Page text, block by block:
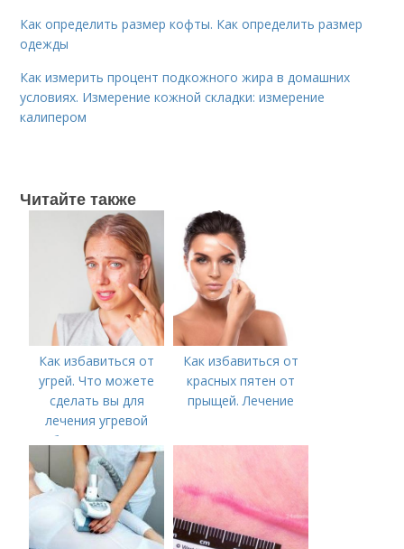
Как определить размер кофты. Как определить размер
одежды
Как измерить процент подкожного жира в домашних
условиях. Измерение кожной складки: измерение
калипером
Читайте также
Как избавиться от
угрей. Что можете
сделать вы для
лечения угревой
болезни (акне)
Как избавиться от
красных пятен от
прыщей. Лечение